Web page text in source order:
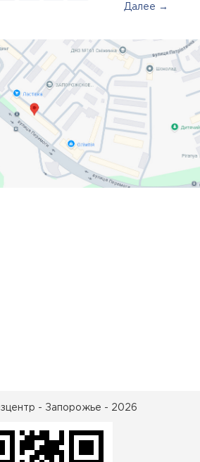
Далее →
- Запорожье - 2026